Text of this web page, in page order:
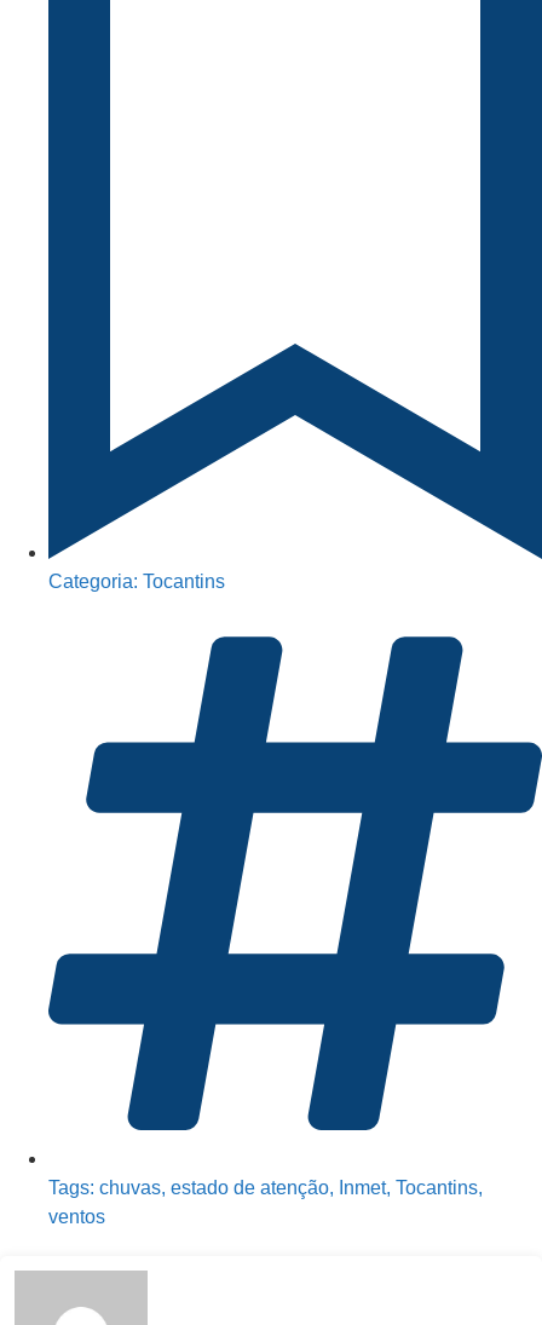
Categoria: Tocantins
Tags: chuvas, estado de atenção, Inmet, Tocantins,
ventos